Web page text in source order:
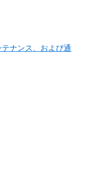
ナンス、および通